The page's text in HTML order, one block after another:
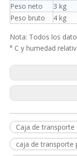
Peso neto
3 kg
Peso bruto
4 kg
Nota: Todos los
° C y humedad
Caja de transporte
caja de transporte